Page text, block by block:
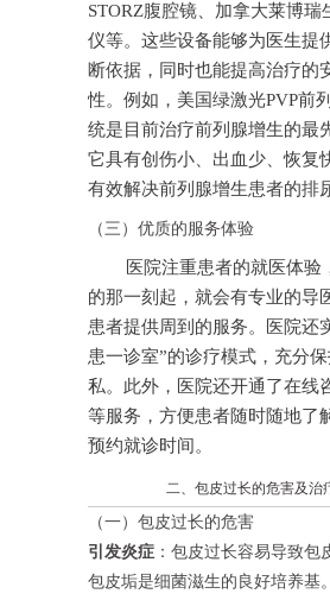
STORZ腹腔镜、加拿大莱博瑞
仪等。这些设备能够为医生提
断依据，同时也能提高治疗的
性。例如，美国绿激光PVP前
统是目前治疗前列腺增生的最
它具有创伤小、出血少、恢复
有效解决前列腺增生患者的排
（三）优质的服务体验
医院注重患者的就医体验
的那一刻起，就会有专业的导
患者提供周到的服务。医院还
患一诊室”的诊疗模式，充分
私。此外，医院还开通了在线
等服务，方便患者随时随地了
预约就诊时间。
二、包皮过长的危害及治
（一）包皮过长的危害
引发炎症 ：包皮过长容易导致包
包皮垢是细菌滋生的良好培养基